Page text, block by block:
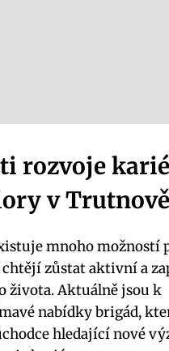
rozvoje
v Trutnově
mnoho možností
zůstat aktivní a
života. Aktuálně jsou k
nabídky brigád,
hledající nové